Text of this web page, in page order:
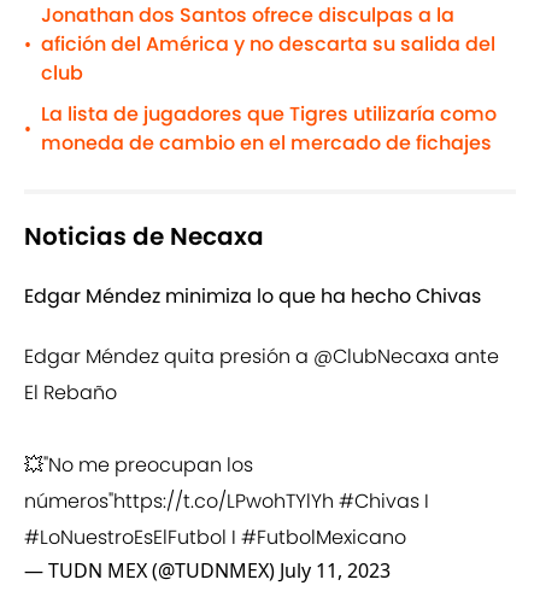
•
Jonathan dos Santos ofrece disculpas a la
afición del América y no descarta su salida del
club
•
La lista de jugadores que Tigres utilizaría como
moneda de cambio en el mercado de fichajes
Noticias de Necaxa
Edgar Méndez minimiza lo que ha hecho Chivas
Edgar Méndez quita presión a @ClubNecaxa ante
El Rebaño
💥"No me preocupan los
números"https://t.co/LPwohTYlYh #Chivas I
#LoNuestroEsElFutbol I #FutbolMexicano
— TUDN MEX (@TUDNMEX) July 11, 2023